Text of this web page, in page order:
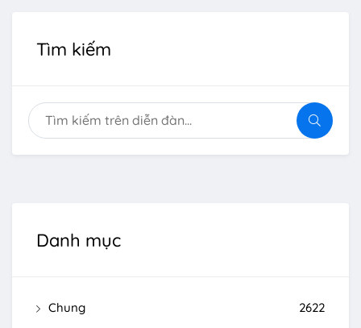
Tìm kiếm
Danh mục
Chung
2622